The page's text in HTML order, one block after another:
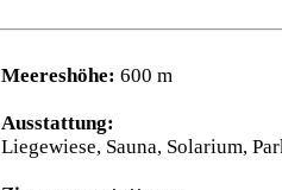
Meereshöhe: 600 m
Ausstattung:
Liegewiese, Sauna, Solarium,